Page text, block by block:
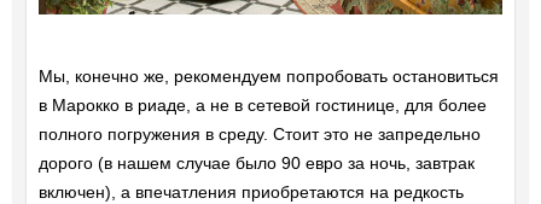
Мы, конечно же, рекомендуем попробовать остановиться
в Марокко в риаде, а не в сетевой гостинице, для более
полного погружения в среду. Стоит это не запредельно
дорого (в нашем случае было 90 евро за ночь, завтрак
включен), а впечатления приобретаются на редкость